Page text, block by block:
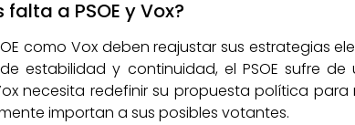
a PSOE y Vox?
como Vox deben reajustar sus estrategias
estabilidad y continuidad, el PSOE sufre
necesita redefinir su propuesta política para
importan a sus posibles votantes.